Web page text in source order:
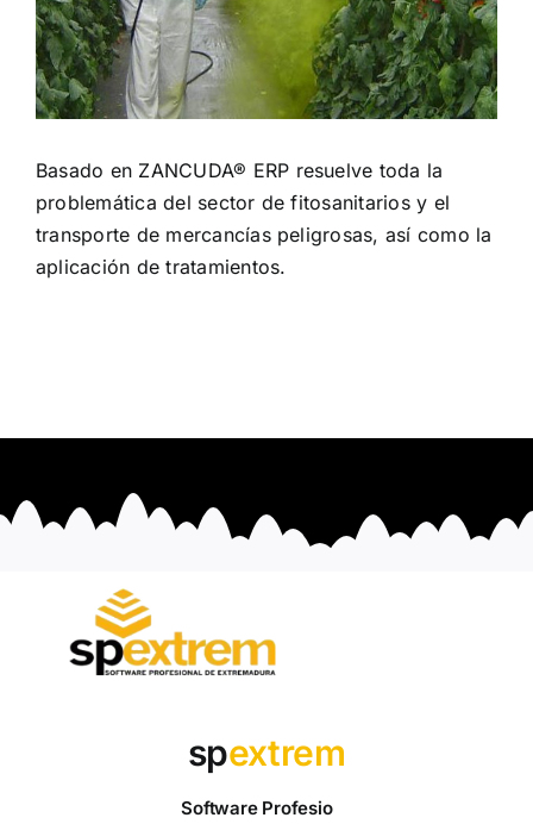
Basado en ZANCUDA® ERP resuelve toda la
problemática del sector de fitosanitarios y el
transporte de mercancías peligrosas, así como la
aplicación de tratamientos.
spextrem